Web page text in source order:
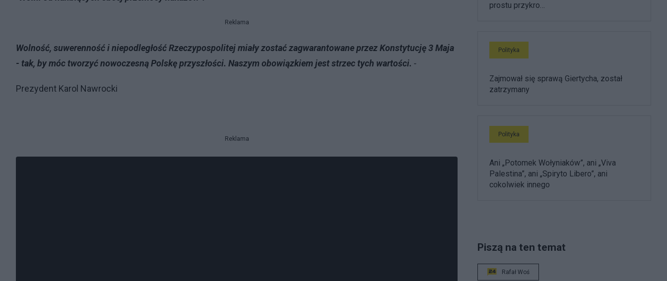
Reklama
Wolność, suwerenność i niepodległość Rzeczypospolitej miały zostać zagwarantowane przez Konstytucję 3 Maja
- tak, by móc tworzyć nowoczesną Polskę przyszłości. Naszym obowiązkiem jest strzec tych wartości. -
Prezydent Karol Nawrocki
Reklama
prostu przykro…
Polityka
Zajmował się sprawą Giertycha, został
zatrzymany
Polityka
Ani „Potomek Wołyniaków”, ani „Viva
Palestina”, ani „Spiryto Libero”, ani
cokolwiek innego
Piszą na ten temat
Rafał Woś